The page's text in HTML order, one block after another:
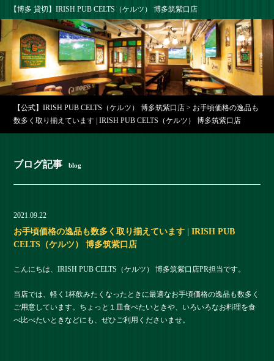
【博多 貸切】IRISH PUB CELTS（ケルツ） 博多筑紫口店
【公式】IRISH PUB CELTS（ケルツ） 博多筑紫口店 > お手頃価格の逸品も
数多く取り揃えています | IRISH PUB CELTS（ケルツ） 博多筑紫口店
ブログ記事 blog
2021.09.22
お手頃価格の逸品も数多く取り揃えています | IRISH PUB
CELTS（ケルツ） 博多筑紫口店
こんにちは、IRISH PUB CELTS（ケルツ） 博多筑紫口店PR担当です。
当店では、軽く1杯飲みたくなったときに最適なお手頃価格の逸品も数多く
ご用意しています。ちょっと１皿食べたいときや、いろいろなお料理を食
べ比べたいときなどにも、ぜひご利用くださいませ。